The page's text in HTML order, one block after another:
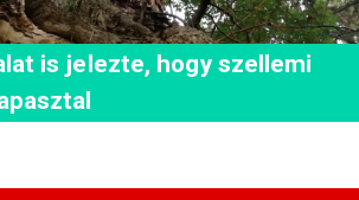
is jelezte, hogy szellemi